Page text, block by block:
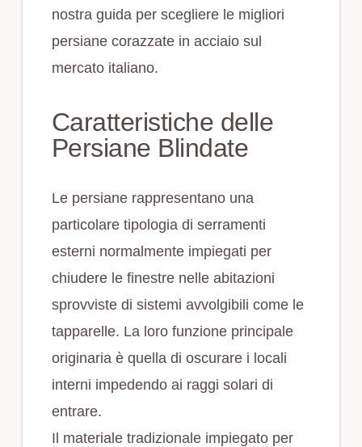
nostra guida per scegliere le migliori
persiane corazzate in acciaio sul
mercato italiano.
Caratteristiche delle
Persiane Blindate
Le persiane rappresentano una
particolare tipologia di serramenti
esterni normalmente impiegati per
chiudere le finestre nelle abitazioni
sprovviste di sistemi avvolgibili come le
tapparelle. La loro funzione principale
originaria è quella di oscurare i locali
interni impedendo ai raggi solari di
entrare.
Il materiale tradizionale impiegato per